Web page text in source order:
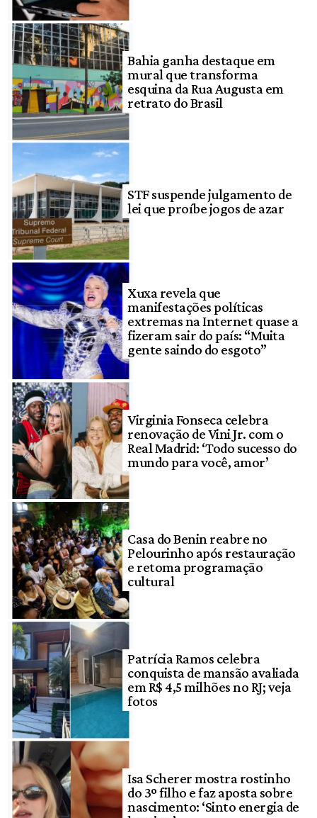
Bahia ganha destaque em
mural que transforma
esquina da Rua Augusta em
retrato do Brasil
STF suspende julgamento de
lei que proíbe jogos de azar
Xuxa revela que
manifestações políticas
extremas na Internet quase a
fizeram sair do país: “Muita
gente saindo do esgoto”
Virginia Fonseca celebra
renovação de Vini Jr. com o
Real Madrid: ‘Todo sucesso do
mundo para você, amor’
Casa do Benin reabre no
Pelourinho após restauração
e retoma programação
cultural
Patrícia Ramos celebra
conquista de mansão avaliada
em R$ 4,5 milhões no RJ; veja
fotos
Isa Scherer mostra rostinho
do 3º filho e faz aposta sobre
nascimento: ‘Sinto energia de